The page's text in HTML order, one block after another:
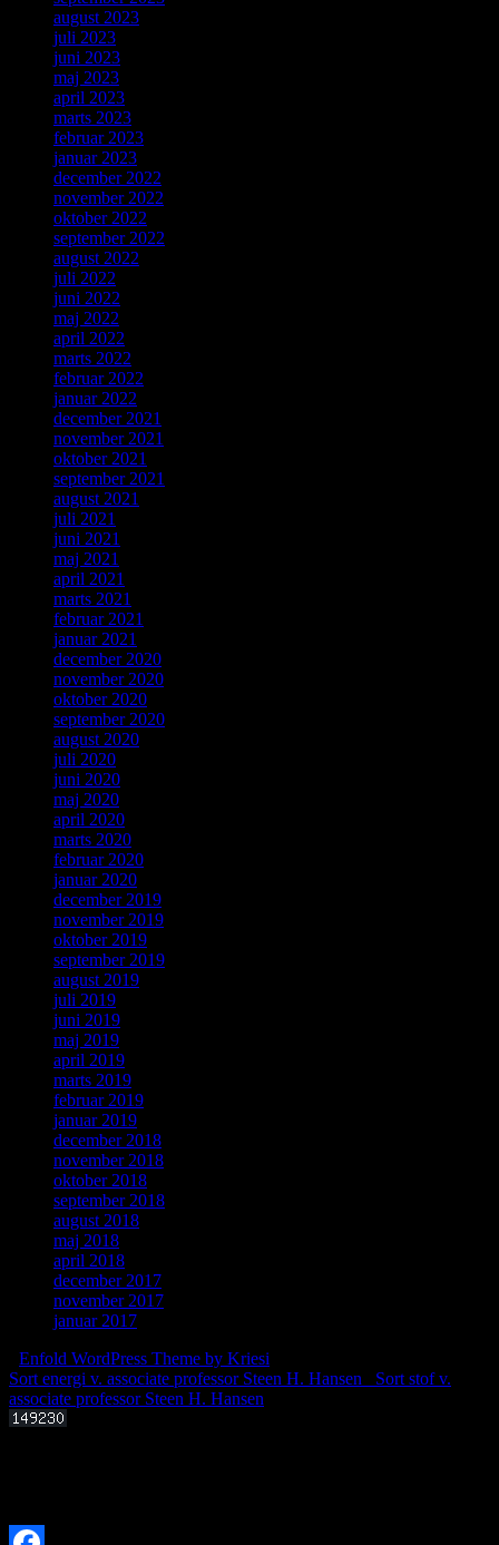
august 2023
juli 2023
juni 2023
maj 2023
april 2023
marts 2023
februar 2023
januar 2023
december 2022
november 2022
oktober 2022
september 2022
august 2022
juli 2022
juni 2022
maj 2022
april 2022
marts 2022
februar 2022
januar 2022
december 2021
november 2021
oktober 2021
september 2021
august 2021
juli 2021
juni 2021
maj 2021
april 2021
marts 2021
februar 2021
januar 2021
december 2020
november 2020
oktober 2020
september 2020
august 2020
juli 2020
juni 2020
maj 2020
april 2020
marts 2020
februar 2020
januar 2020
december 2019
november 2019
oktober 2019
september 2019
august 2019
juli 2019
juni 2019
maj 2019
april 2019
marts 2019
februar 2019
januar 2019
december 2018
november 2018
oktober 2018
september 2018
august 2018
maj 2018
april 2018
december 2017
november 2017
januar 2017
Enfold WordPress Theme by Kriesi
Sort energi v. associate professor Steen H. Hansen
Sort stof v.
associate professor Steen H. Hansen